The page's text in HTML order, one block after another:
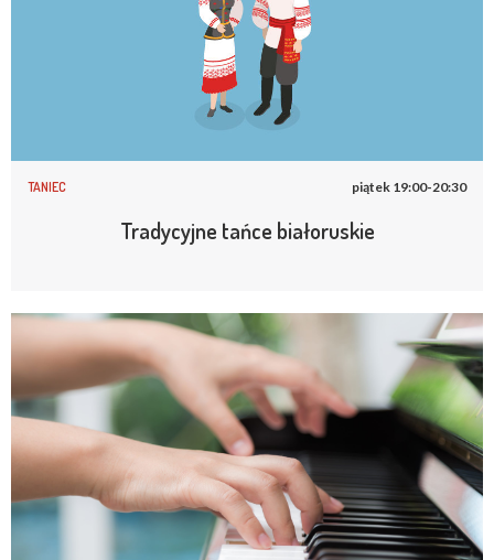
TANIEC piątek 19:00-20:30
Tradycyjne tańce białoruskie